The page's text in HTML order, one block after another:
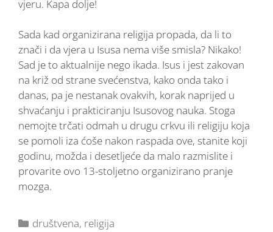
vjeru. Kapa dolje!
Sada kad organizirana religija propada, da li to
znači i da vjera u Isusa nema više smisla? Nikako!
Sad je to aktualnije nego ikada. Isus i jest zakovan
na križ od strane svećenstva, kako onda tako i
danas, pa je nestanak ovakvih, korak naprijed u
shvaćanju i prakticiranju Isusovog nauka. Stoga
nemojte trčati odmah u drugu crkvu ili religiju koja
se pomoli iza ćoše nakon raspada ove, stanite koji
godinu, možda i desetljeće da malo razmislite i
provarite ovo 13-stoljetno organizirano pranje
mozga.
društvena, religija